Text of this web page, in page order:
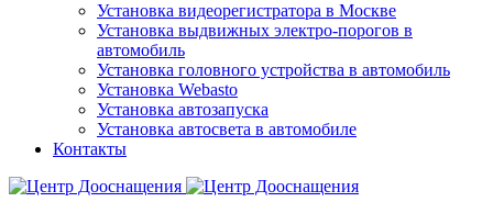
Установка видеорегистратора в Москве
Установка выдвижных электро-порогов в
автомобиль
Установка головного устройства в автомобиль
Установка Webasto
Установка автозапуска
Установка автосвета в автомобиле
Контакты